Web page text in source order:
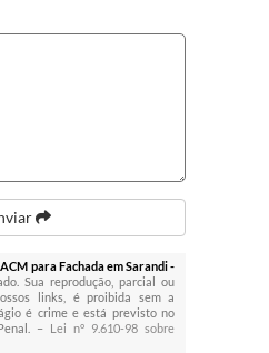
para Fachada em Sarandi -
Sua reprodução, parcial ou
links, é proibida sem a
é crime e está previsto no
– Lei n° 9.610-98 sobre